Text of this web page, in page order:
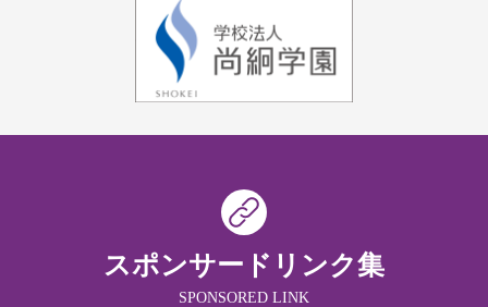
スポンサードリンク集
SPONSORED LINK